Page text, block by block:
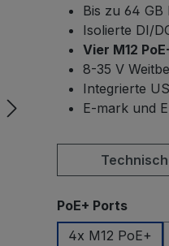
Bis zu 64 GB
Isolierte DI/
Vier M12
8-35 V
Integrierte
E-mark und
PoE+ Ports
4x M12 PoE+